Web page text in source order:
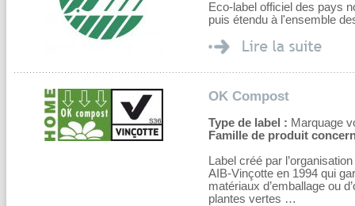
Eco-label officiel des pays
puis étendu à l'ensemble
OK Compost
Type de label : Marquage
Famille de produit
Label créé par
AIB-Vinçotte en 1994 qui
matériaux d’emballage ou
plantes vertes …